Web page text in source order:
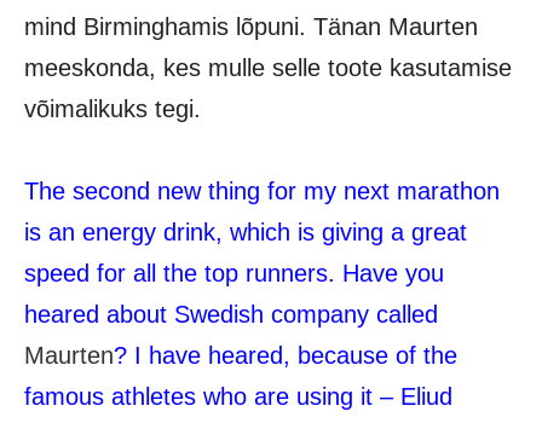
mind Birminghamis lõpuni. Tänan Maurten
meeskonda, kes mulle selle toote kasutamise
võimalikuks tegi.
The second new thing for my next marathon
is an energy drink, which is giving a great
speed for all the top runners. Have you
heared about Swedish company called
Maurten? I have heared, because of the
famous athletes who are using it – Eliud